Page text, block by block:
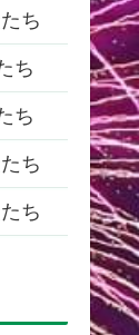
ち
ち
ち
ち
ち